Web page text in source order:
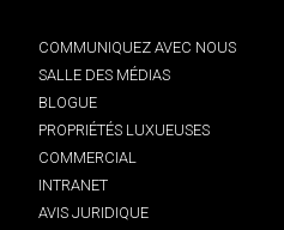
COMMUNIQUEZ AVEC NOUS
SALLE DES MÉDIAS
BLOGUE
PROPRIÉTÉS LUXUEUSES
COMMERCIAL
INTRANET
AVIS JURIDIQUE